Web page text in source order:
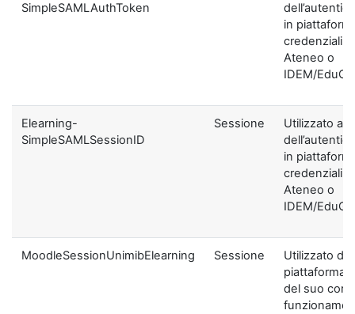
SimpleSAMLAuthToken
in
credenziali di
Ateneo o
IDEM/
Elearning-
SimpleSAMLSessionID
Sessione
Utilizzato ai
in
credenziali di
Ateneo o
IDEM/
MoodleSessionUnimibElearning Sessione
Utilizzato
piattaforma
del suo